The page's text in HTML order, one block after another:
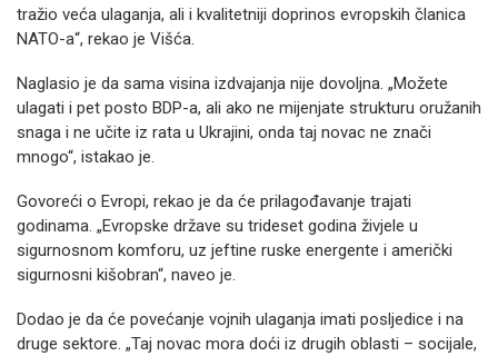
tražio veća ulaganja, ali i kvalitetniji doprinos evropskih članica
NATO-a“, rekao je Višća.
Naglasio je da sama visina izdvajanja nije dovoljna. „Možete
ulagati i pet posto BDP-a, ali ako ne mijenjate strukturu oružanih
snaga i ne učite iz rata u Ukrajini, onda taj novac ne znači
mnogo“, istakao je.
Govoreći o Evropi, rekao je da će prilagođavanje trajati
godinama. „Evropske države su trideset godina živjele u
sigurnosnom komforu, uz jeftine ruske energente i američki
sigurnosni kišobran“, naveo je.
Dodao je da će povećanje vojnih ulaganja imati posljedice i na
druge sektore. „Taj novac mora doći iz drugih oblasti – socijale,